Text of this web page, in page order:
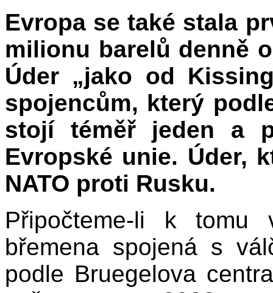
Evropa se také stala
milionu barelů denně
Úder „jako od
spojencům, který
stojí téměř jeden a
Evropské unie. Úder,
NATO proti Rusku.
Připočteme-li k
břemena spojená s
podle Bruegelova